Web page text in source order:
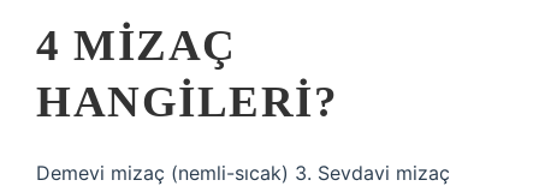
4 MIZAÇ
HANGILERI?
Demevi mizaç (nemli-sıcak) 3. Sevdavi mizaç